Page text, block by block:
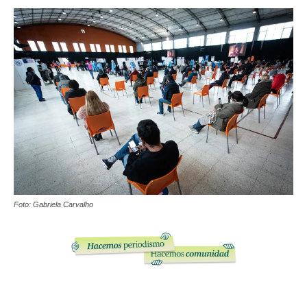
Foto: Gabriela Carvalho